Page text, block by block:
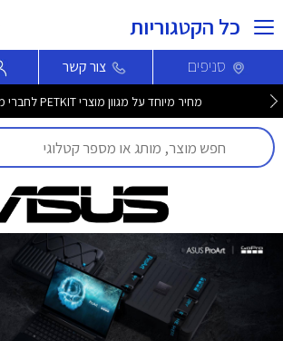
כל הקטגוריות
סניפים צור קשר
מחיר מיוחד על מגוון מוצרי PETKIT לחברי מועדון >>